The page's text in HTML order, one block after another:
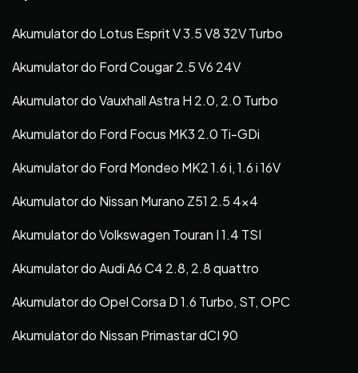
Akumulator do Lotus Esprit V 3.5 V8 32V Turbo
Akumulator do Ford Cougar 2.5 V6 24V
Akumulator do Vauxhall Astra H 2.0, 2.0 Turbo
Akumulator do Ford Focus MK3 2.0 Ti-GDi
Akumulator do Ford Mondeo MK2 1.6 i, 1.6 i 16V
Akumulator do Nissan Murano Z51 2.5 4×4
Akumulator do Volkswagen Touran I 1.4 TSI
Akumulator do Audi A6 C4 2.8, 2.8 quattro
Akumulator do Opel Corsa D 1.6 Turbo, ST, OPC
Akumulator do Nissan Primastar dCI 90